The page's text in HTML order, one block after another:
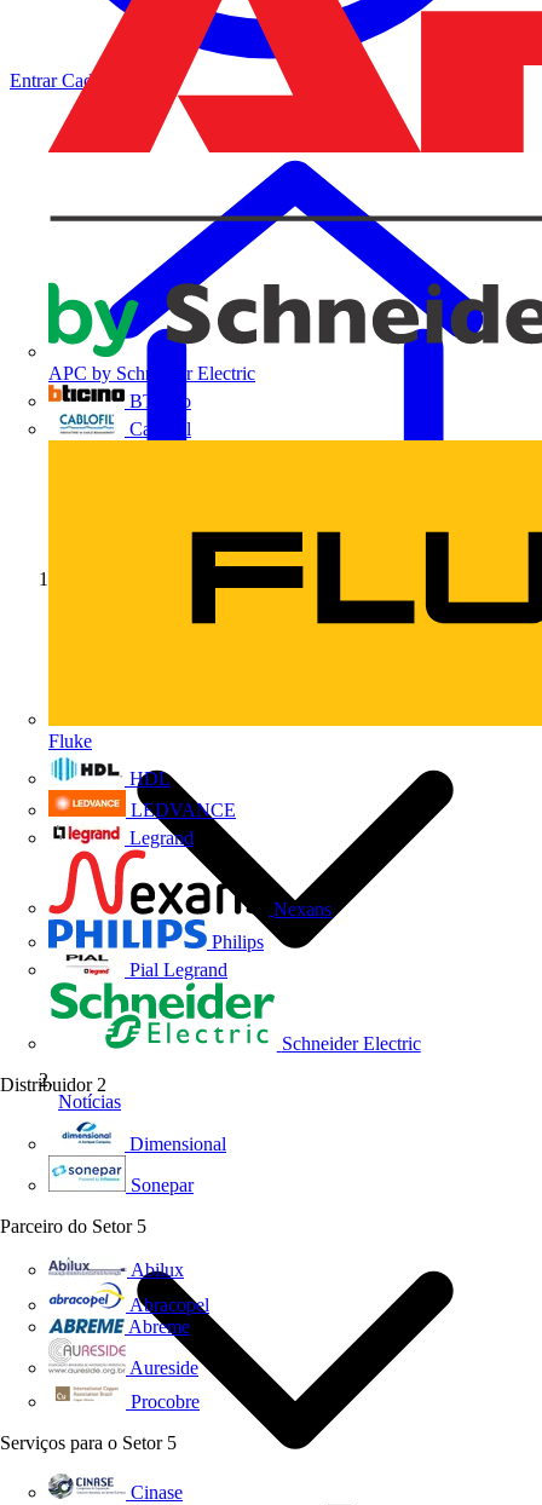
APC by Schneider Electric
BTicino
Cablofil
Fluke
HDL
LEDVANCE
Legrand
Nexans
Philips
Pial Legrand
Schneider Electric
Distribuidor 2
Dimensional
Sonepar
Parceiro do Setor 5
Abilux
Abracopel
Abreme
Aureside
Procobre
Serviços para o Setor 5
Cinase
EntrarCadastrar
Notícias